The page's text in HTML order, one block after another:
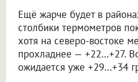
Ещё жарче будет в
столбики термометров
хотя на северо-востоке
прохладнее — +22…+27.
ожидается уже +29…+34